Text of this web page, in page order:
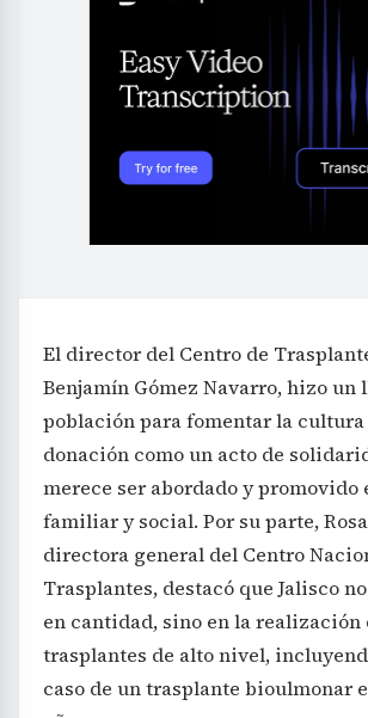
El director del Centro de
Benjamín Gómez Navarro, hizo un
población para fomentar la cultura
donación como un acto de
merece ser abordado y promovido
familiar y social. Por su parte,
directora general del Centro
Trasplantes, destacó que Jalisco
en cantidad, sino en la realización
trasplantes de alto nivel,
caso de un trasplante bioulmonar